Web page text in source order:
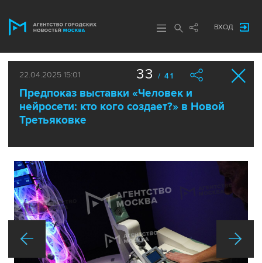
ВХОД
22.04.2025 15:01
Предпоказ выставки «Человек и
нейросети: кто кого создает?» в Новой
Третьяковке
33 / 41